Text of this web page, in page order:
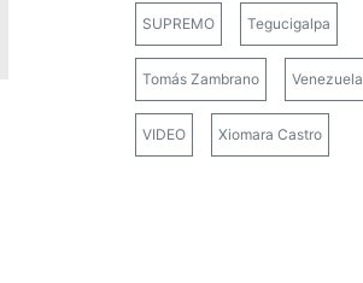
SUPREMO Tegucigalpa
Tomás Zambrano Venezuela
VIDEO Xiomara Castro